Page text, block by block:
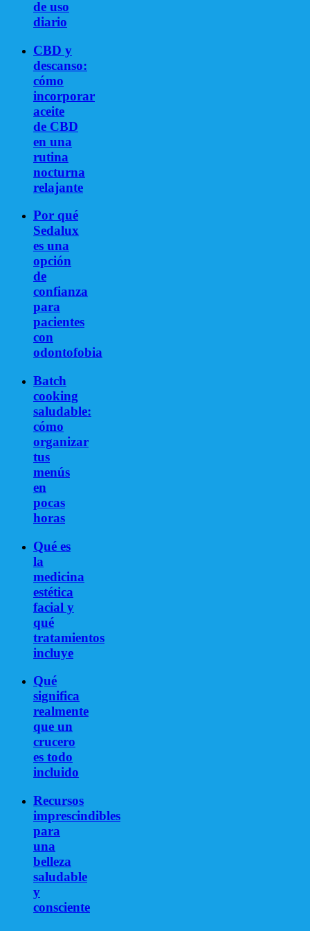
de uso
diario
CBD y
descanso:
cómo
incorporar
aceite
de CBD
en una
rutina
nocturna
relajante
Por qué
Sedalux
es una
opción
de
confianza
para
pacientes
con
odontofobia
Batch
cooking
saludable:
cómo
organizar
tus
menús
en
pocas
horas
Qué es
la
medicina
estética
facial y
qué
tratamientos
incluye
Qué
significa
realmente
que un
crucero
es todo
incluido
Recursos
imprescindibles
para
una
belleza
saludable
y
consciente